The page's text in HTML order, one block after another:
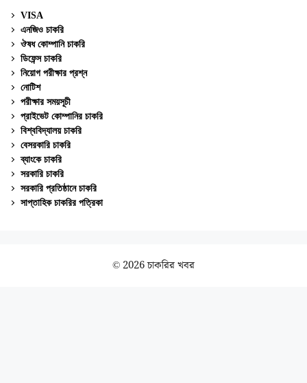
VISA
এনজিও চাকরি
ঔষধ কোম্পানি চাকরি
ডিফেন্স চাকরি
নিয়োগ পরীক্ষার প্রশ্ন
নোটিশ
পরীক্ষার সময়সূচী
প্রাইভেট কোম্পানির চাকরি
বিশ্ববিদ্যালয় চাকরি
বেসরকারি চাকরি
ব্যাংকে চাকরি
সরকারি চাকরি
সরকারি প্রতিষ্ঠানে চাকরি
সাপ্তাহিক চাকরির পত্রিকা
© 2026 চাকরির খবর